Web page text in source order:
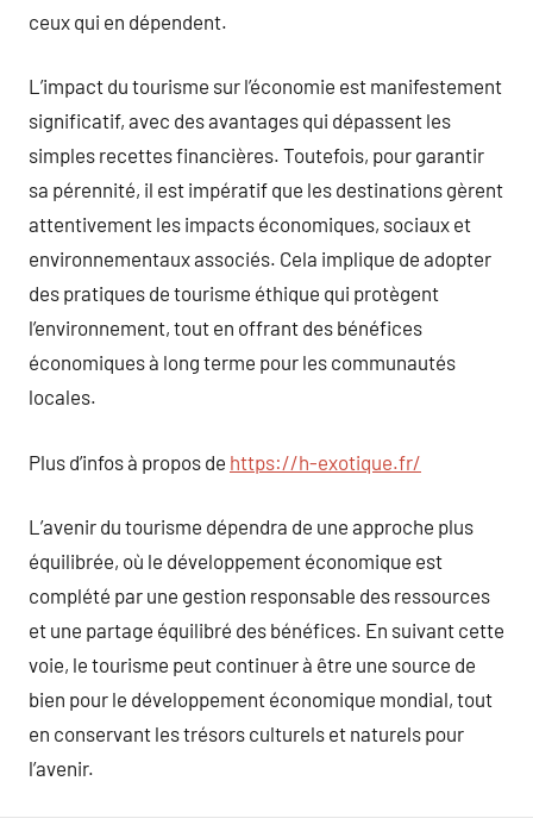
ceux qui en dépendent.
L’impact du tourisme sur l’économie est manifestement
significatif, avec des avantages qui dépassent les
simples recettes financières. Toutefois, pour garantir
sa pérennité, il est impératif que les destinations gèrent
attentivement les impacts économiques, sociaux et
environnementaux associés. Cela implique de adopter
des pratiques de tourisme éthique qui protègent
l’environnement, tout en offrant des bénéfices
économiques à long terme pour les communautés
locales.
Plus d’infos à propos de https://h-exotique.fr/
L’avenir du tourisme dépendra de une approche plus
équilibrée, où le développement économique est
complété par une gestion responsable des ressources
et une partage équilibré des bénéfices. En suivant cette
voie, le tourisme peut continuer à être une source de
bien pour le développement économique mondial, tout
en conservant les trésors culturels et naturels pour
l’avenir.